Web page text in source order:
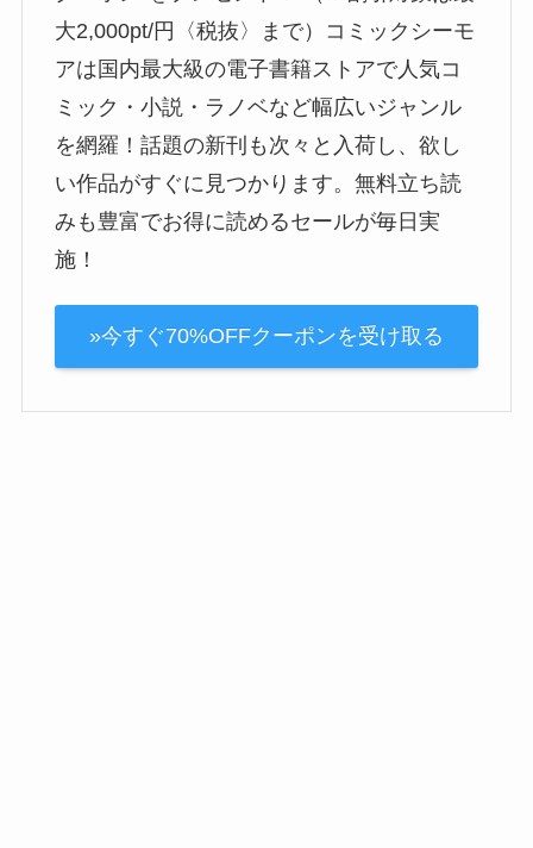
大2,000pt/円〈税抜〉まで）コミックシーモ
アは国内最大級の電子書籍ストアで人気コ
ミック・小説・ラノベなど幅広いジャンル
を網羅！話題の新刊も次々と入荷し、欲し
い作品がすぐに見つかります。無料立ち読
みも豊富でお得に読めるセールが毎日実
施！
»今すぐ70%OFFクーポンを受け取る